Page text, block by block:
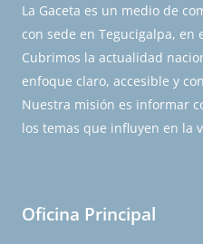
La Gaceta es un medio de
con sede en Tegucigalpa, en
Cubrimos la actualidad
enfoque claro, accesible y
Nuestra misión es informar
los temas que influyen en la
Oficina Principal